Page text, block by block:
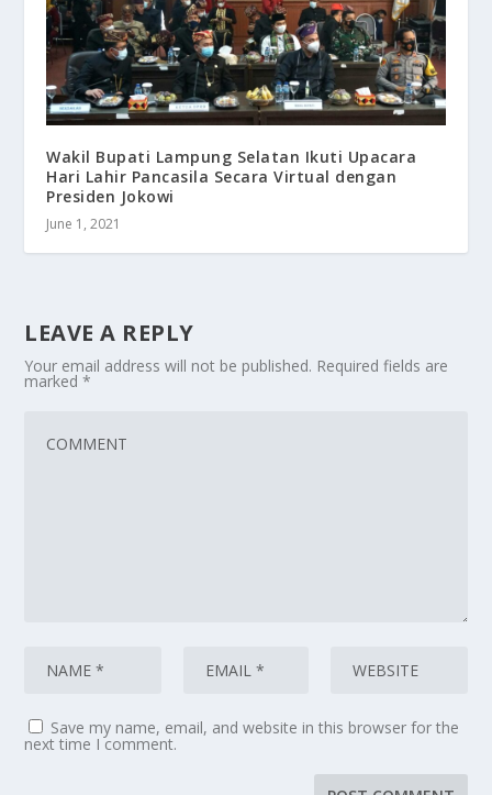
Wakil Bupati Lampung Selatan Ikuti Upacara
Hari Lahir Pancasila Secara Virtual dengan
Presiden Jokowi
June 1, 2021
LEAVE A REPLY
Your email address will not be published. Required fields are
marked*
Save my name, email, and website in this browser for the
next time I comment.